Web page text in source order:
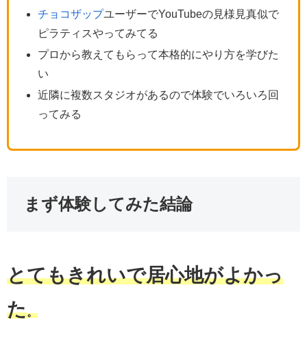
チョコザップユーザーでYouTubeの見様見真似で
ピラティスやってみてる
プロから教えてもらって本格的にやり方を学びた
い
近隣に複数スタジオがあるので体験でいろいろ回
ってみる
まず体験してみた結論
とてもきれいで居心地がよかっ
た。